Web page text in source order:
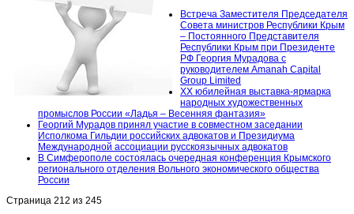
Встреча Заместителя Председателя
Совета министров Республики Крым
– Постоянного Представителя
Республики Крым при Президенте
РФ Георгия Мурадова с
руководителем Amanah Capital
Group Limited
XX юбилейная выставка-ярмарка
народных художественных
промыслов России «Ладья – Весенняя фантазия»
Георгий Мурадов принял участие в совместном заседании
Исполкома Гильдии российских адвокатов и Президиума
Международной ассоциации русскоязычных адвокатов
В Симферополе состоялась очередная конференция Крымского
регионального отделения Вольного экономического общества
России
Страница 212 из 245